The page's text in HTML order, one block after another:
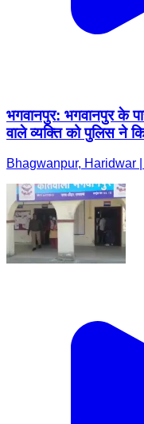
भगवानपुर: भगवानपुर के
वाले व्यक्ति को पुलिस ने
Bhagwanpur, Haridwar